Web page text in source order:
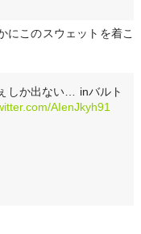
にこのスウェットを着こ
しか出ない… inバルト
AIenJkyh91